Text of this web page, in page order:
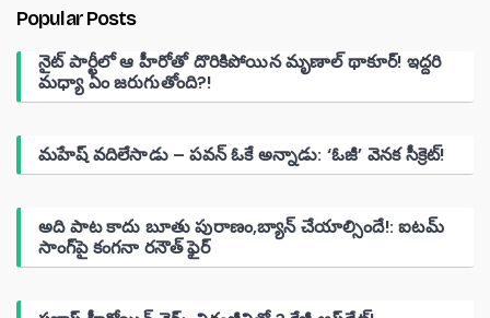
Popular Posts
నైట్ పార్టీలో ఆ హీరోతో దొరికిపోయిన మృణాల్ థాకూర్! ఇద్దరి
మధ్యా ఏం జరుగుతోంది?!
మహేష్ వదిలేసాడు – పవన్ ఓకే అన్నాడు: ‘ఓజీ’ వెనక సీక్రెట్!
అది పాట కాదు బూతు పురాణం,బ్యాన్ చేయాల్సిందే!: ఐటమ్
సాంగ్‌పై కంగనా రనౌత్ ఫైర్